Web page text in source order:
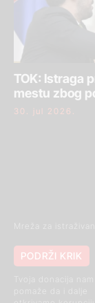
TOK: Istraga
mestu zbog
30. jul 2026.
Mreža za
PODRŽI KRIK